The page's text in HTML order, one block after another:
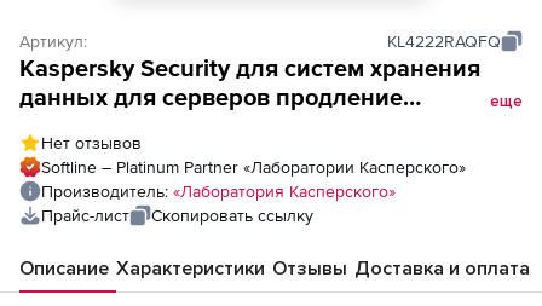
Артикул: KL4222RAQFQ
Kaspersky Security для систем хранения
данных для серверов продление
Количество серверов
еще
Нет отзывов
Softline – Platinum Partner «Лаборатории Касперского»
Производитель: «Лаборатория Касперского»
Прайс-лист
Скопировать ссылку
Описание Характеристики Отзывы Доставка и оплата